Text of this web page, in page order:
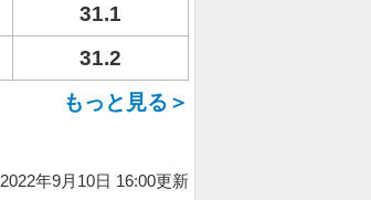
31.1
31.2
もっと見る＞
2022年9月10日 16:00更新